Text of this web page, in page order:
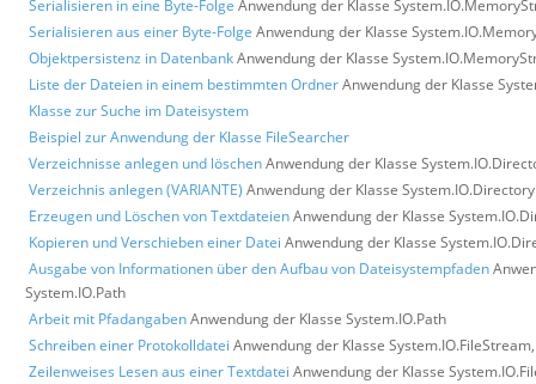
Serialisieren in eine Byte-Folge Anwendung der Klasse
Serialisieren aus einer Byte-Folge Anwendung der Klasse
Objektpersistenz in DatenbankAnwendung der Klasse
Liste der Dateien in einem bestimmten OrdnerAnwendung der Klasse
Klasse zur Suche im Dateisystem
Beispiel zur Anwendung der Klasse FileSearcher
Verzeichnisse anlegen und löschenAnwendung der Klasse
Verzeichnis anlegen (VARIANTE) Anwendung der Klasse System.IO.Directory
Erzeugen und Löschen von TextdateienAnwendung der Klasse
Kopieren und Verschieben einer Datei Anwendung der Klasse
Ausgabe von Informationen über den Aufbau von Dateisystempfaden
System.IO.Path
Arbeit mit PfadangabenAnwendung der Klasse System.IO.Path
Schreiben einer Protokolldatei Anwendung der Klasse
Zeilenweises Lesen aus einer Textdatei Anwendung der Klasse